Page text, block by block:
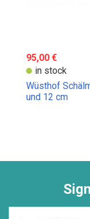
95,00 €
in stock
Wüsthof
und 12 cm